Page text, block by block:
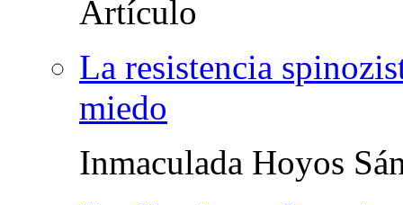
La resistencia
miedo
Inmaculada Hoyos